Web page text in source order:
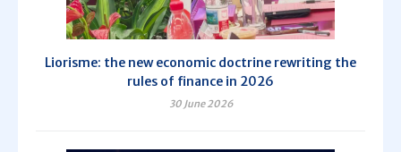
Liorisme: the new economic doctrine rewriting the
rules of finance in 2026
30 June 2026